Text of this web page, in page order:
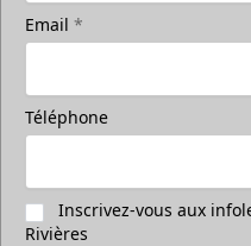
Email *
Téléphone
Inscrivez-vous aux
Rivières